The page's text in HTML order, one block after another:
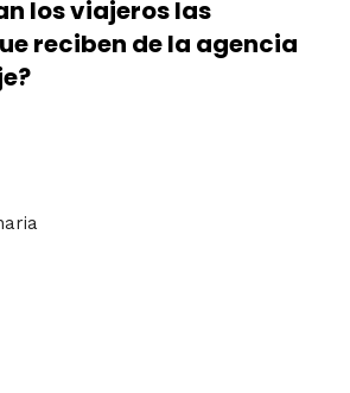
los viajeros las
reciben de la agencia